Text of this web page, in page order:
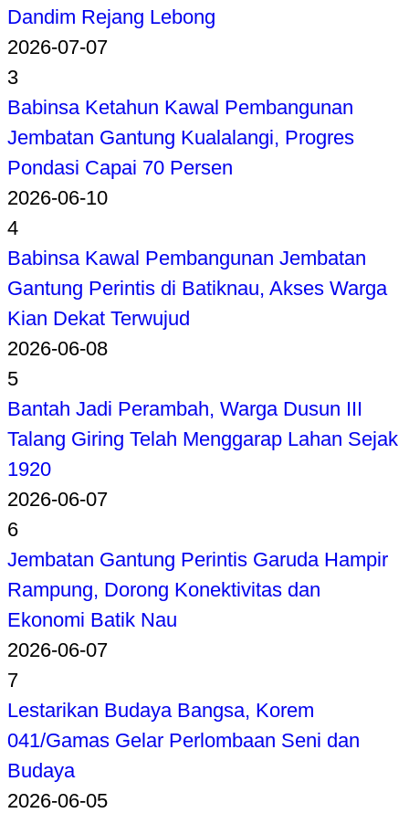
Dandim Rejang Lebong
2026-07-07
3
Babinsa Ketahun Kawal Pembangunan
Jembatan Gantung Kualalangi, Progres
Pondasi Capai 70 Persen
2026-06-10
4
Babinsa Kawal Pembangunan Jembatan
Gantung Perintis di Batiknau, Akses Warga
Kian Dekat Terwujud
2026-06-08
5
Bantah Jadi Perambah, Warga Dusun III
Talang Giring Telah Menggarap Lahan Sejak
1920
2026-06-07
6
Jembatan Gantung Perintis Garuda Hampir
Rampung, Dorong Konektivitas dan
Ekonomi Batik Nau
2026-06-07
7
Lestarikan Budaya Bangsa, Korem
041/Gamas Gelar Perlombaan Seni dan
Budaya
2026-06-05